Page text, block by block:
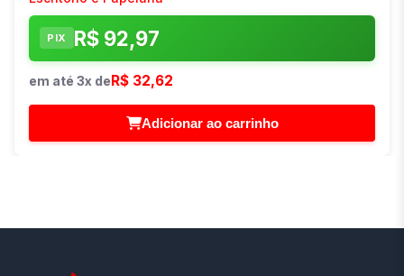
PIX R$ 92,97
em até 3x deR$ 32,62
Adicionar ao carrinho